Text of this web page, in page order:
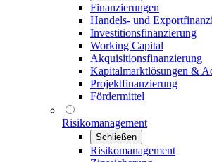
Finanzierungen
Handels- und
Investitionsfinanzierung
Working Capital
Akquisitionsfinanzierung
Kapitalmarktlösungen &
Projektfinanzierung
Fördermittel
Risikomanagement
Schließen
Risikomanagement